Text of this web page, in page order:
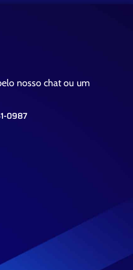
nosso chat ou um
0987